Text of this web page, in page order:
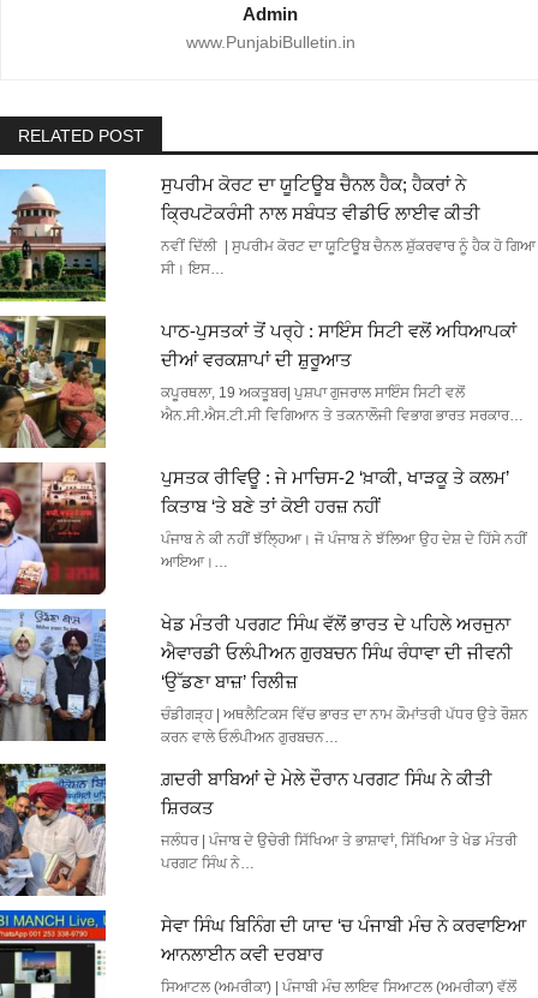
Admin
www.PunjabiBulletin.in
RELATED POST
ਸੁਪਰੀਮ ਕੋਰਟ ਦਾ ਯੂਟਿਊਬ ਚੈਨਲ ਹੈਕ; ਹੈਕਰਾਂ ਨੇ
ਕ੍ਰਿਪਟੋਕਰੰਸੀ ਨਾਲ ਸਬੰਧਤ ਵੀਡੀਓ ਲਾਈਵ ਕੀਤੀ
ਨਵੀਂ ਦਿੱਲੀ | ਸੁਪਰੀਮ ਕੋਰਟ ਦਾ ਯੂਟਿਊਬ ਚੈਨਲ ਸ਼ੁੱਕਰਵਾਰ ਨੂੰ ਹੈਕ ਹੋ ਗਿਆ
ਸੀ। ਇਸ…
ਪਾਠ-ਪੁਸਤਕਾਂ ਤੋਂ ਪਰ੍ਹੇ : ਸਾਇੰਸ ਸਿਟੀ ਵਲੋਂ ਅਧਿਆਪਕਾਂ
ਦੀਆਂ ਵਰਕਸ਼ਾਪਾਂ ਦੀ ਸ਼ੁਰੂਆਤ
ਕਪੂਰਥਲਾ, 19 ਅਕਤੂਬਰ| ਪੁਸ਼ਪਾ ਗੁਜਰਾਲ ਸਾਇੰਸ ਸਿਟੀ ਵਲੋਂ
ਐਨ.ਸੀ.ਐਸ.ਟੀ.ਸੀ ਵਿਗਿਆਨ ਤੇ ਤਕਨਾਲੌਜੀ ਵਿਭਾਗ ਭਾਰਤ ਸਰਕਾਰ…
ਪੁਸਤਕ ਰੀਵਿਊ : ਜੇ ਮਾਚਿਸ-2 ‘ਖ਼ਾਕੀ, ਖਾੜਕੂ ਤੇ ਕਲਮ’
ਕਿਤਾਬ ‘ਤੇ ਬਣੇ ਤਾਂ ਕੋਈ ਹਰਜ਼ ਨਹੀਂ
ਪੰਜਾਬ ਨੇ ਕੀ ਨਹੀਂ ਝੱਲ੍ਹਿਆ। ਜੋ ਪੰਜਾਬ ਨੇ ਝੱਲਿਆ ਉਹ ਦੇਸ਼ ਦੇ ਹਿੱਸੇ ਨਹੀਂ
ਆਇਆ।…
ਖੇਡ ਮੰਤਰੀ ਪਰਗਟ ਸਿੰਘ ਵੱਲੋਂ ਭਾਰਤ ਦੇ ਪਹਿਲੇ ਅਰਜੁਨਾ
ਐਵਾਰਡੀ ਓਲੰਪੀਅਨ ਗੁਰਬਚਨ ਸਿੰਘ ਰੰਧਾਵਾ ਦੀ ਜੀਵਨੀ
‘ਉੱਡਣਾ ਬਾਜ਼’ ਰਿਲੀਜ਼
ਚੰਡੀਗੜ੍ਹ | ਅਥਲੈਟਿਕਸ ਵਿੱਚ ਭਾਰਤ ਦਾ ਨਾਮ ਕੌਮਾਂਤਰੀ ਪੱਧਰ ਉਤੇ ਰੌਸ਼ਨ
ਕਰਨ ਵਾਲੇ ਓਲੰਪੀਅਨ ਗੁਰਬਚਨ…
ਗ਼ਦਰੀ ਬਾਬਿਆਂ ਦੇ ਮੇਲੇ ਦੌਰਾਨ ਪਰਗਟ ਸਿੰਘ ਨੇ ਕੀਤੀ
ਸ਼ਿਰਕਤ
ਜਲੰਧਰ | ਪੰਜਾਬ ਦੇ ਉਚੇਰੀ ਸਿੱਖਿਆ ਤੇ ਭਾਸ਼ਾਵਾਂ, ਸਿੱਖਿਆ ਤੇ ਖੇਡ ਮੰਤਰੀ
ਪਰਗਟ ਸਿੰਘ ਨੇ…
ਸੇਵਾ ਸਿੰਘ ਬਿਨਿੰਗ ਦੀ ਯਾਦ ‘ਚ ਪੰਜਾਬੀ ਮੰਚ ਨੇ ਕਰਵਾਇਆ
ਆਨਲਾਈਨ ਕਵੀ ਦਰਬਾਰ
ਸਿਆਟਲ (ਅਮਰੀਕਾ) | ਪੰਜਾਬੀ ਮੰਚ ਲਾਇਵ ਸਿਆਟਲ (ਅਮਰੀਕਾ) ਵੱਲੋਂ